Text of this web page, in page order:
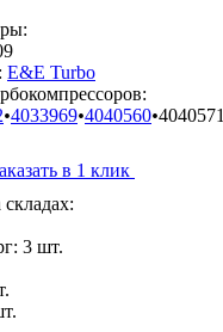
E&E Turbo
•4033969•4040560•4040571
в 1 клик
3 шт.